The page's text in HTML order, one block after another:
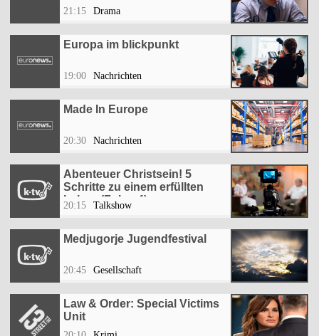
21:15 Drama
Europa im blickpunkt
19:00 Nachrichten
Made In Europe
20:30 Nachrichten
Abenteuer Christsein! 5
Schritte zu einem erfüllten
Leben (Folge 4)
20:15 Talkshow
Medjugorje Jugendfestival
20:45 Gesellschaft
Law & Order: Special Victims
Unit